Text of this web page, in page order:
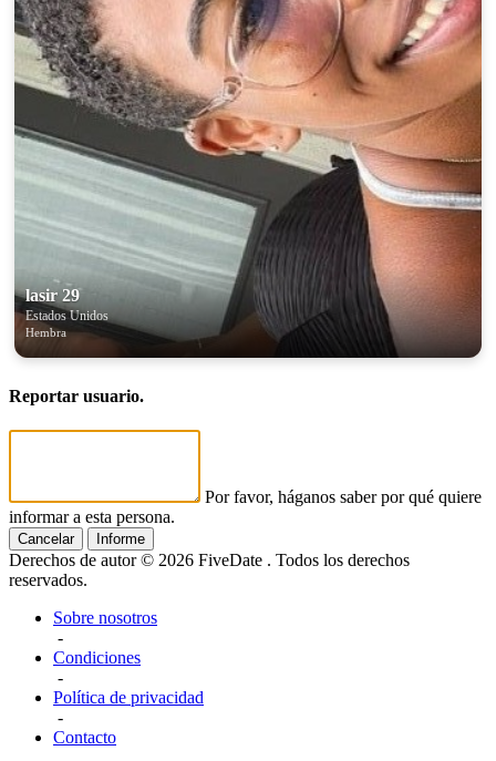
lasir 29
Estados Unidos
Hembra
Reportar usuario.
Por favor, háganos saber por qué quiere
informar a esta persona.
Cancelar Informe
Derechos de autor © 2026 FiveDate . Todos los derechos
reservados.
Sobre nosotros
-
Condiciones
-
Política de privacidad
-
Contacto